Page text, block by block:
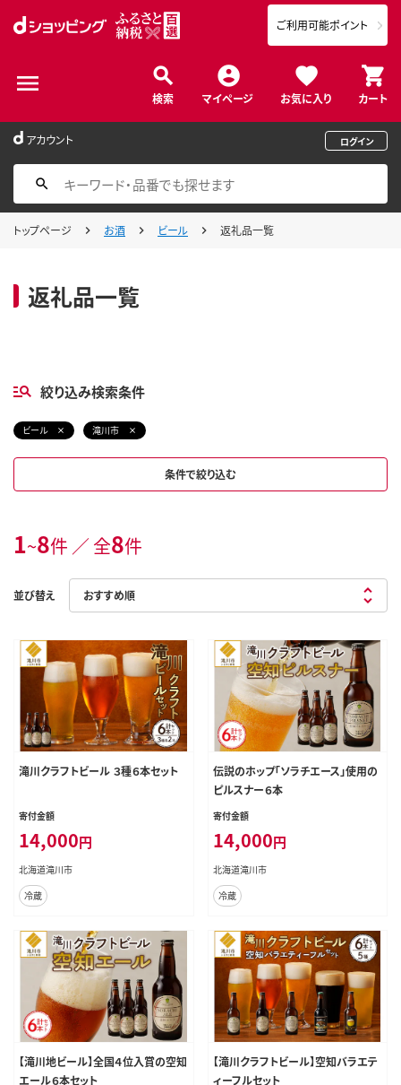
検索 マイページ お気に入り カート
ご利用可能ポイント
アカウント ログイン
トップページ お酒 ビール 返礼品一覧
返礼品一覧
絞り込み検索条件
ビール 滝川市
条件で絞り込む
1~8件 ／ 全8件
並び替え
滝川クラフトビール ３種６本セット
寄付金額
14,000円
北海道滝川市
冷蔵
伝説のホップ「ソラチエース」使用の
ピルスナー６本
寄付金額
14,000円
北海道滝川市
冷蔵
【滝川地ビール】全国４位入賞の空知
エール６本セット
【滝川クラフトビール】空知バラエテ
ィーフルセット